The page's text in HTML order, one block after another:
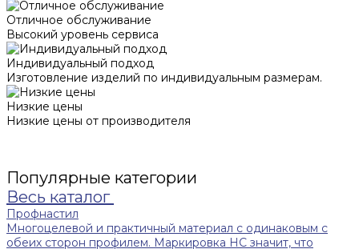
Отличное обслуживание
Высокий уровень сервиса
Индивидуальный подход
Изготовление изделий по индивидуальным размерам.
Низкие цены
Низкие цены от производителя
Популярные категории
Весь каталог
Профнастил
Многоцелевой и практичный материал с одинаковым с
обеих сторон профилем. Маркировка НС значит, что